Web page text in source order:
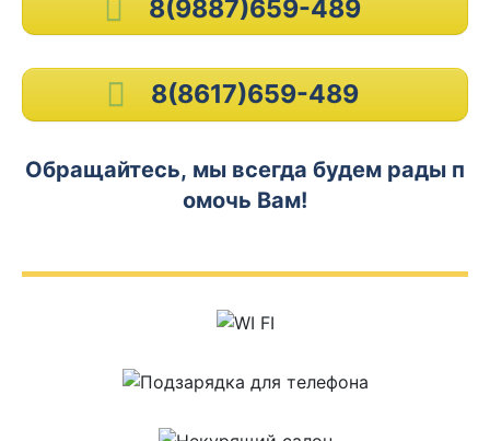
8(9887)659-489
8(8617)659-489
Обращайтесь, мы всегда будем рады п
омочь Вам!